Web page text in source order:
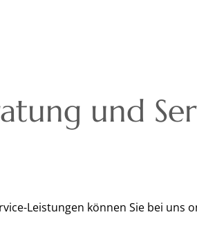
und
Leistungen können Sie bei uns